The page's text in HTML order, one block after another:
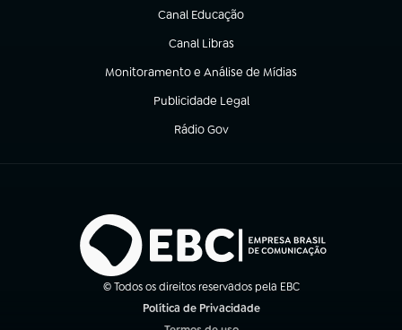
Canal Educação
(abre em nova aba)
Canal Libras
(abre em nova aba)
Monitoramento e Análise de Mídias
(abre em nova aba)
Publicidade Legal
(abre em nova aba)
Rádio Gov
(abre em nova aba)
© Todos os direitos reservados pela EBC
Política de Privacidade